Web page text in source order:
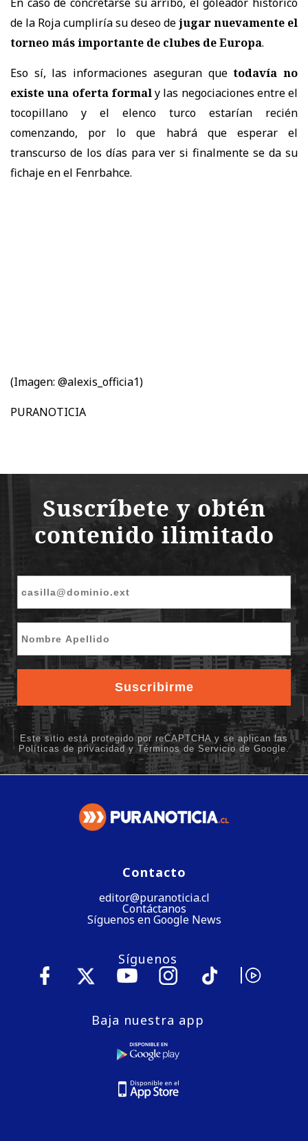
de la Roja cumpliría su deseo dejugar nuevamente el
torneo más importante de clubes de Europa.
Eso sí, las informaciones aseguran quetodavía no
existe una oferta formaly las negociaciones entre el
tocopillano y el elenco turco estarían recién
comenzando, por lo que habrá que esperar el
transcurso de los días para ver si finalmente se da su
fichaje en el Fenrbahce.
(Imagen: @alexis_officia1)
PURANOTICIA
Contacto
editor@puranoticia.cl
Contáctanos
Síguenos en Google News
Síguenos
Baja nuestra app